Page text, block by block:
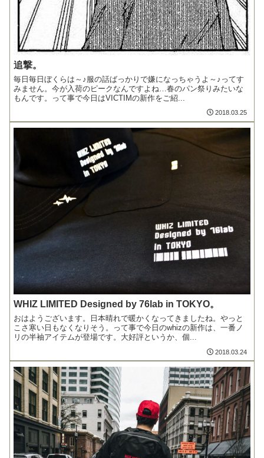
追撃。
毎日毎日ぼくらは～♪服の話ばっかりで嫌になっちゃうよ～♪ってす
みません。今が入荷のピークなんですよね…春のパン祭りみたいな
もんです。って事で今日はVICTIMの新作をご紹...
2018.03.25
WHIZ LIMITED Designed by 76lab in TOKYO。
おはようございます。日本晴れで暖かくなってきましたね。やっと
こさ寒い日もなくなりそう。って事で今日のwhizの新作は、一番ノ
リの半袖アイテムが登場です。大好評というか、個...
2018.03.24